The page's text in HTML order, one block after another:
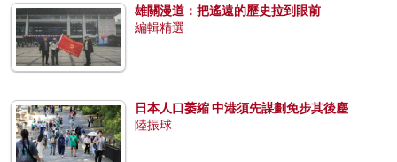
雄關漫道：把遙遠的歷史拉到眼前
編輯精選
日本人口萎縮 中港須先謀劃免步其後塵
陸振球